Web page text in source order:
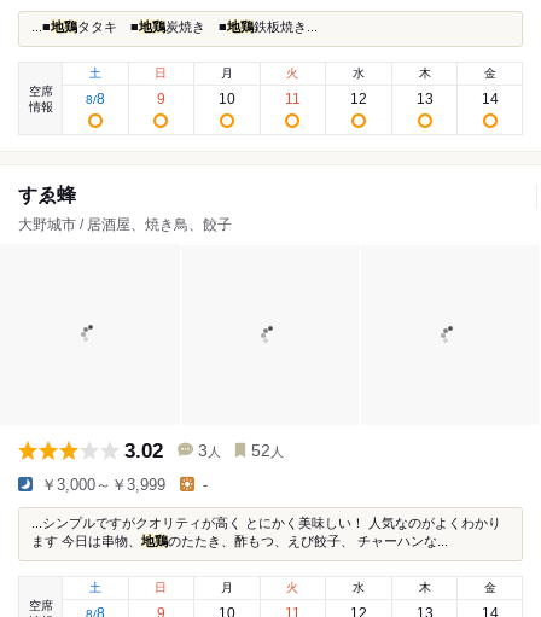
...■地鶏タタキ ■地鶏炭焼き ■地鶏鉄板焼き...
空席
情報
土
8/8
日
9
月
10
火
11
水
12
木
13
金
14
すゑ蜂
大野城市 / 居酒屋、焼き鳥、餃子
3.02 3 人 52 人
￥3,000～￥3,999 -
...シンプルですがクオリティが高く とにかく美味しい！ 人気なのがよくわかり
ます 今日は串物、 地鶏のたたき、酢もつ、えび餃子、 チャーハンな...
空席
土
日 月 火 水 木 金